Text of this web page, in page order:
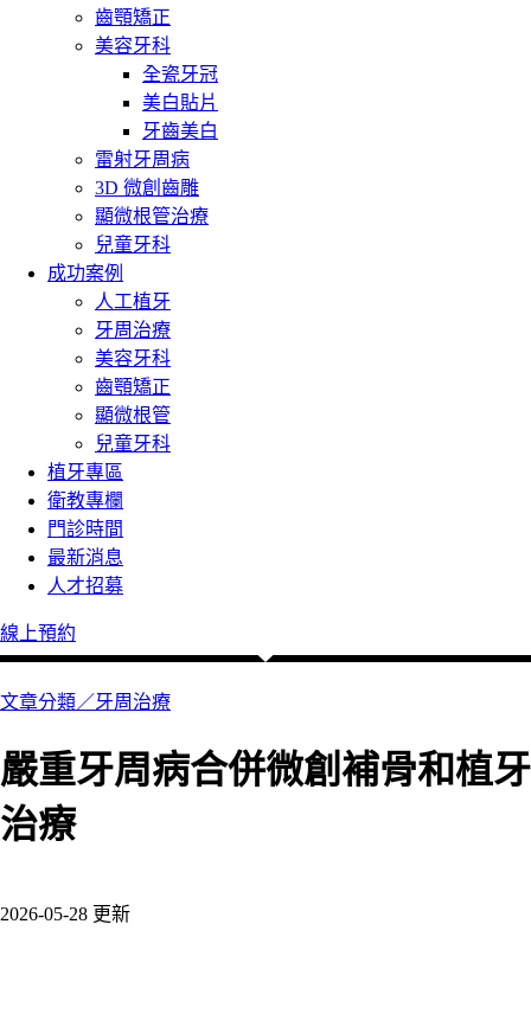
齒顎矯正
美容牙科
全瓷牙冠
美白貼片
牙齒美白
雷射牙周病
3D 微創齒雕
顯微根管治療
兒童牙科
成功案例
人工植牙
牙周治療
美容牙科
齒顎矯正
顯微根管
兒童牙科
植牙專區
衛教專欄
門診時間
最新消息
人才招募
線上預約
文章分類／牙周治療
嚴重牙周病合併微創補骨和植牙
治療
2026-05-28 更新